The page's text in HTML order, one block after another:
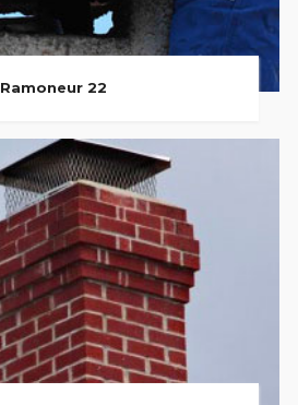
Ramoneur 22